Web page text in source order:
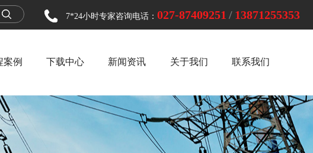
7*24小时专家咨询电话： 027-87409251 / 13871255353
案例 下载中心 新闻资讯 关于我们 联系我们